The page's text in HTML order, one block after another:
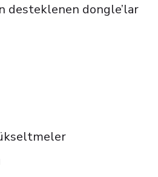
desteklenen dongle’lar